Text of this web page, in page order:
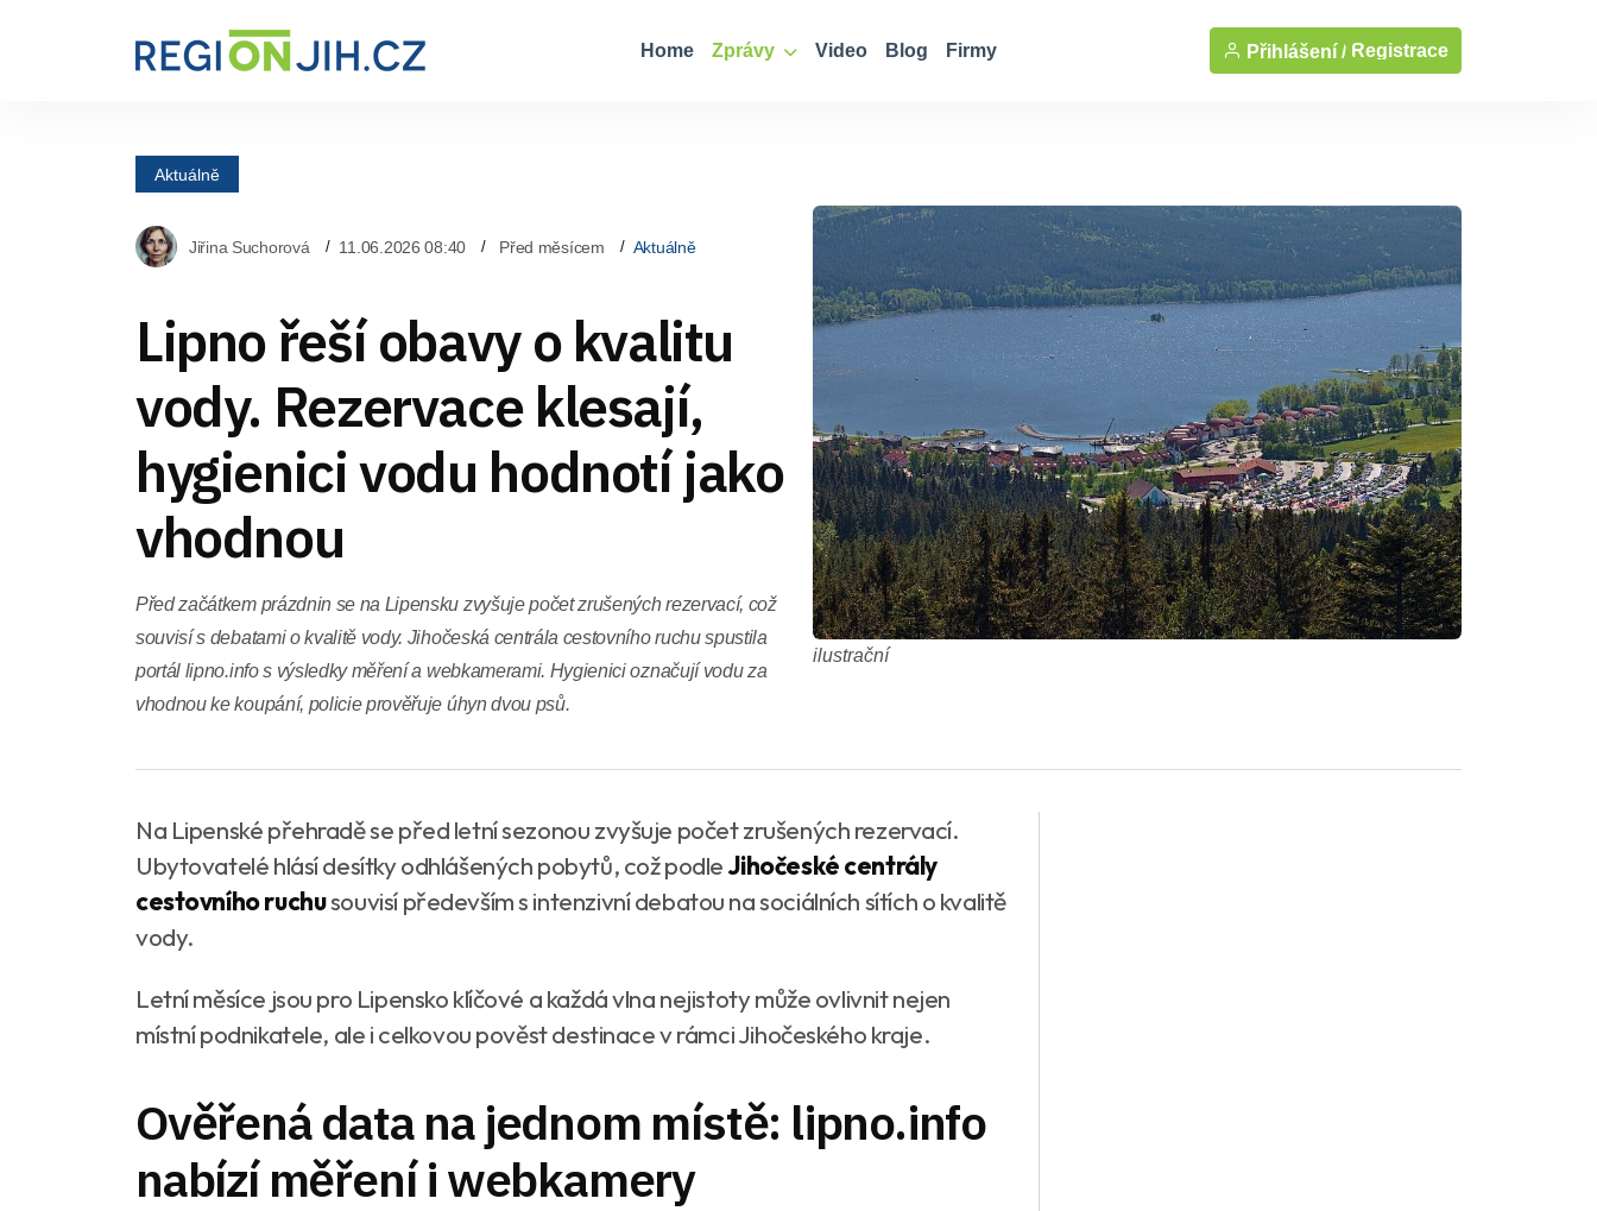
Home Zprávy Video Blog Firmy Přihlášení / Registrace
Aktuálně
Jiřina Suchorová 11.06.2026 08:40 Před měsícem Aktuálně
Lipno řeší obavy o kvalitu
vody. Rezervace klesají,
hygienici vodu hodnotí jako
vhodnou
Před začátkem prázdnin se na Lipensku zvyšuje počet zrušených rezervací, což
souvisí s debatami o kvalitě vody. Jihočeská centrála cestovního ruchu spustila
portál lipno.info s výsledky měření a webkamerami. Hygienici označují vodu za
vhodnou ke koupání, policie prověřuje úhyn dvou psů.
ilustrační
Na Lipenské přehradě se před letní sezonou zvyšuje počet zrušených rezervací.
Ubytovatelé hlásí desítky odhlášených pobytů, což podleJihočeské centrály
cestovního ruchusouvisí především s intenzivní debatou na sociálních sítích o kvalitě
vody.
Letní měsíce jsou pro Lipensko klíčové a každá vlna nejistoty může ovlivnit nejen
místní podnikatele, ale i celkovou pověst destinace v rámci Jihočeského kraje.
Ověřená data na jednom místě: lipno.info
nabízí měření i webkamery